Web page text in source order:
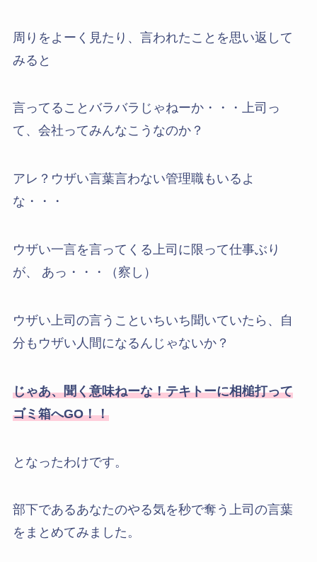
周りをよーく見たり、言われたことを思い返して
みると
言ってることバラバラじゃねーか・・・上司っ
て、会社ってみんなこうなのか？
アレ？ウザい言葉言わない管理職もいるよ
な・・・
ウザい一言を言ってくる上司に限って仕事ぶり
が、 あっ・・・（察し）
ウザい上司の言うこといちいち聞いていたら、自
分もウザい人間になるんじゃないか？
じゃあ、聞く意味ねーな！テキトーに相槌打って
ゴミ箱へGO！！
となったわけです。
部下であるあなたのやる気を秒で奪う上司の言葉
をまとめてみました。